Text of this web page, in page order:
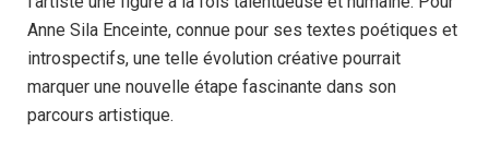
Anne Sila Enceinte, connue pour ses textes poétiques et
introspectifs, une telle évolution créative pourrait
marquer une nouvelle étape fascinante dans son
parcours artistique.